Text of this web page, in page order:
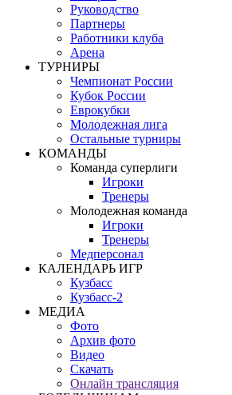
Руководство
Партнеры
Работники клуба
Арена
ТУРНИРЫ
Чемпионат России
Кубок России
Еврокубки
Молодежная лига
Остальные турниры
КОМАНДЫ
Команда суперлиги
Игроки
Тренеры
Молодежная команда
Игроки
Тренеры
Медперсонал
КАЛЕНДАРЬ ИГР
Кузбасс
Кузбасс-2
МЕДИА
Фото
Архив фото
Видео
Скачать
Онлайн трансляция